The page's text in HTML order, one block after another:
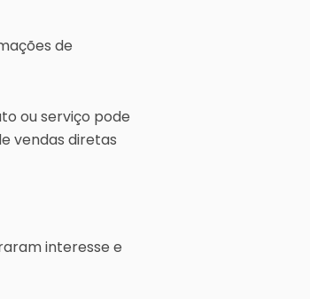
de
ou serviço pode
vendas diretas
interesse e